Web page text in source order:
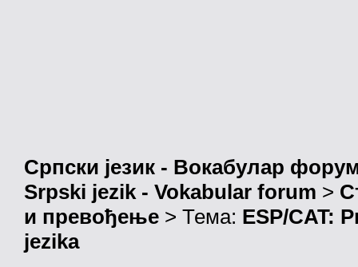
Српски језик - Вокабулар
Srpski jezik - Vokabular forum >
и превођење > Тема: ESP/CAT:
jezika